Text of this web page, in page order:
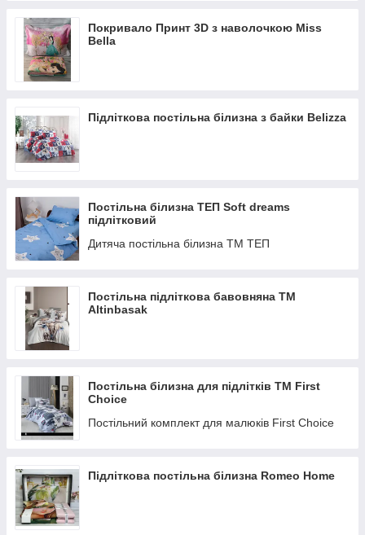
серій, – але і про вже
затребуваних колекціях ми теж не забуваємо. І навіть якщо
якогось домашнього
текстилю зараз немає в наявності, ми можемо привезти під
замовлення.
ми пропонуємо модні, затишні, якісні речі в спальню для
хлопчиків і
дівчат різного віку.
Простирадла: легкі, свіжі, практичні
Основа всього постільної, запорука чистоти ліжка і
передумова до найсолодшим
Покривало Принт 3D з наволочкою Miss
Bella
Підліткова постільна білизна з байки Belizza
Постільна білизна ТЕП Soft dreams
підлітковий
Дитяча постільна білизна ТМ ТЕП
Постільна підліткова бавовняна ТМ
Altinbasak
Постільна білизна для підлітків ТМ First
Сhoice
Постільний комплект для малюків First Сhoice
Підліткова постільна білизна Romeo Home